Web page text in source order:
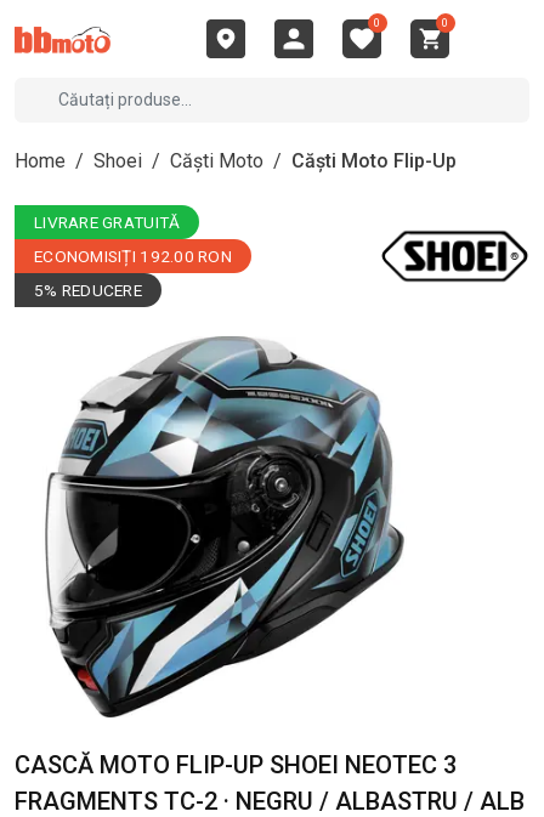
0 0
Home / Shoei / Căști Moto / Căști Moto Flip-Up
LIVRARE GRATUITĂ
ECONOMISIȚI 192.00 RON
5% REDUCERE
CASCĂ MOTO FLIP-UP SHOEI NEOTEC 3
FRAGMENTS TC-2 · NEGRU / ALBASTRU / ALB